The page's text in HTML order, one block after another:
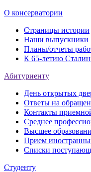
О консерватории
Страницы истории
Наши выпускники
Планы/отчеты
К 65-летию
Абитуриенту
День открытых
Ответы на
Контакты
Среднее
Высшее
Прием
Списки
Студенту